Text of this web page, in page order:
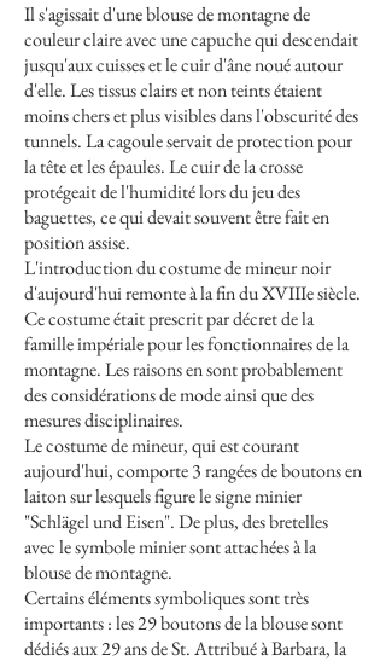
Il s'agissait d'une blouse de montagne de
couleur claire avec une capuche qui descendait
jusqu'aux cuisses et le cuir d'âne noué autour
d'elle. Les tissus clairs et non teints étaient
moins chers et plus visibles dans l'obscurité des
tunnels. La cagoule servait de protection pour
la tête et les épaules. Le cuir de la crosse
protégeait de l'humidité lors du jeu des
baguettes, ce qui devait souvent être fait en
position assise.
L'introduction du costume de mineur noir
d'aujourd'hui remonte à la fin du XVIIIe siècle.
Ce costume était prescrit par décret de la
famille impériale pour les fonctionnaires de la
montagne. Les raisons en sont probablement
des considérations de mode ainsi que des
mesures disciplinaires.
Le costume de mineur, qui est courant
aujourd'hui, comporte 3 rangées de boutons en
laiton sur lesquels figure le signe minier
"Schlägel und Eisen". De plus, des bretelles
avec le symbole minier sont attachées à la
blouse de montagne.
Certains éléments symboliques sont très
importants : les 29 boutons de la blouse sont
dédiés aux 29 ans de St. Attribué à Barbara, la